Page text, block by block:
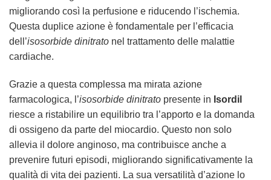
migliorando così la perfusione e riducendo l’ischemia.
Questa duplice azione è fondamentale per l’efficacia
dell’isosorbide dinitrato nel trattamento delle malattie
cardiache.
Grazie a questa complessa ma mirata azione
farmacologica, l’isosorbide dinitrato presente in Isordil
riesce a ristabilire un equilibrio tra l’apporto e la domanda
di ossigeno da parte del miocardio. Questo non solo
allevia il dolore anginoso, ma contribuisce anche a
prevenire futuri episodi, migliorando significativamente la
qualità di vita dei pazienti. La sua versatilità d’azione lo